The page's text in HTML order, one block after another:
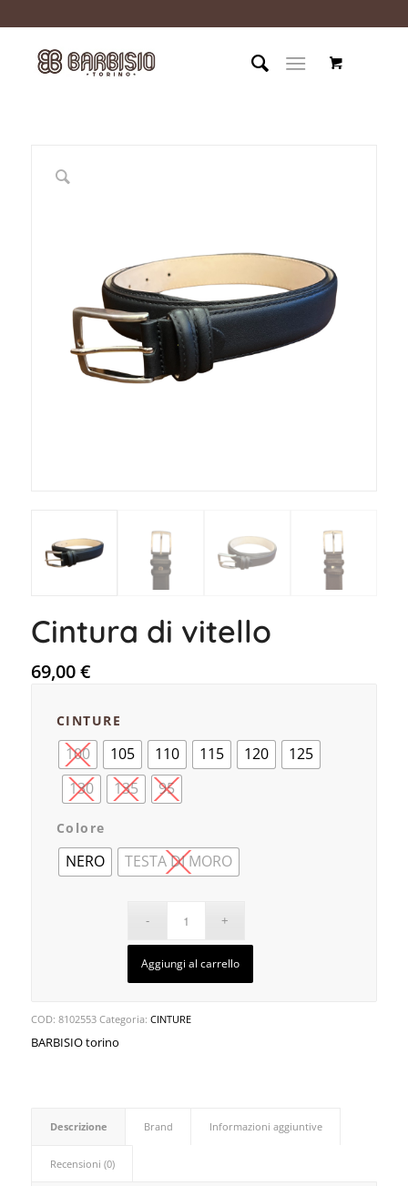
Cintura di vitello
69,00€
CINTURE
100 105 110 115 120
125
130
135 95
Colore
NERO TESTA DI MORO
Aggiungi al carrello
COD: 8102553 Categoria: CINTURE
BARBISIO torino
Descrizione Brand Informazioni aggiuntive
Recensioni (0)